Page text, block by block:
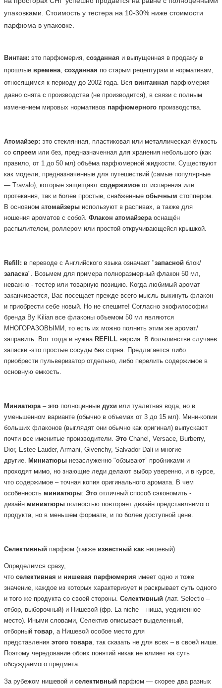
упаковками. Стоимость у тестера на 10-30% ниже стоимости
парфюма в упаковке.
Винтаж: это парфюмерия, созданная и выпущенная в продажу в
прошлые времена созданная по старым рецептурам и нормативам,
относящимся к периоду до 2002 года. Вся винтажная парфюмерия
давно снята с производства (не производится), в связи с полным
изменением мировых нормативов парфюмерного производства.
Атомайзер: это стеклянная, пластиковая или металлическая ёмкость
со спреем или без, предназначенная для хранения небольшого (как
правило, от 1 до 50 мл) объёма парфюмерной жидкости. Существуют
как модели, предназначенные для путешествий (самые популярные
— Travalo), которые защищают содержимое от испарения или
протекания, так и более простые, снабженные обычным стоппером.
В основном атомайзеры используют в распивах, а также для
ношения ароматов с собой. Флакон атомайзераоснащён
распылителем, роллером или простой откручивающейся крышкой.
Refill: в переводе с Английского языка означает "запасной блок/
запаска". Возьмем для примера полноразмерный флакон 50 мл,
неважно - тестер или товарную позицию. Когда любимый аромат
заканчивается, Вас посещает прежде всего мысль выкинуть флакон
и приобрести себе новый. Но не спешите! Согласно экофилософии
бренда By Kilian все флаконы объемом 50 мл являются
МНОГОРАЗОВЫМИ, то есть их можно полнить этим же аромат/
заправить. Вот тогда и нужна REFILL версия. В большинстве случаев
запаски -это простые сосуды без спрея. Предлагается либо
приобрести пульверизатор отдельно, либо перелить содержимое в
основную емкость.
Миниатюра – это полноценные духи или туалетная вода, но в
уменьшенном варианте (обычно в объемах от 3 до 15 мл). Мини-копии
больших флаконов (выглядят они обычно как оригинал) выпускают
почти все именитые производители. Это Chanel, Versace, Burberry,
Dior, Estee Lauder, Armani, Givenchy, Salvador Dali и многие
другие. Миниатюры незаслуженно "обзывают” пробниками и
проходят мимо, но знающие леди делают выбор уверенно, и в курсе,
что содержимое – точная копия оригинального аромата. В чем
особенность миниатюры: Это отличный способ сэкономить -
дизайн миниатюры полностью повторяет дизайн представляемого
продукта, но в меньшем формате, и по более доступной цене.
Селективный парфюм (также известный как нишевый)
Определимся сразу,
что селективная и нишевая парфюмерия имеет одно и тоже
значение, каждое из которых характеризует и раскрывает суть одного
и того же продукта со своей стороны. Селективный (лат. Selectio –
отбор, выборочный) и Нишевой (фр. La niche – ниша, уединенное
место). Иными словами, Селектив описывает выделенный,
отборный товар, а Нишевой особое место для
представления этого товара, так сказать не для всех – в своей нише.
Поэтому чередование обоих понятий никак не влияет на суть
обсуждаемого предмета.
За рубежом нишевой и селективный парфюм — скорее два разных